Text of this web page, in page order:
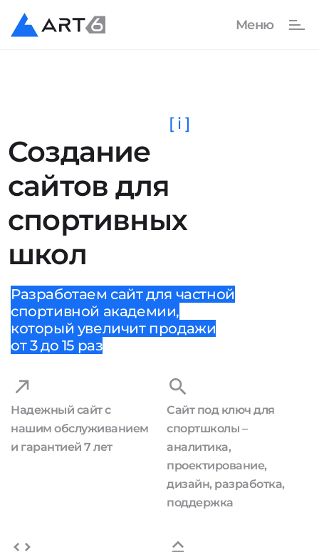
Создание
сайтов для
спортивных
школ
[ i ]
Разработаем сайт для частной
спортивной академии,
который увеличит продажи
от 3 до 15 раз
Надежный сайт с
нашим обслуживанием
и гарантией 7 лет
Сайт под ключ для
спортшколы –
аналитика,
проектирование,
дизайн, разработка,
поддержка